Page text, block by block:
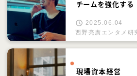
チームを強化する
2025.06.04
西野亮廣エンタメ研
現場資本経営